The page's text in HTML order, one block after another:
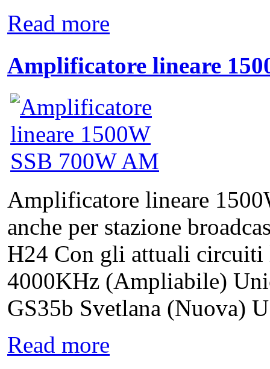
Read more
Amplificatore lineare
Amplificatore lineare
anche per stazione
H24 Con gli attuali circuiti
4000KHz (Ampliabile)
GS35b Svetlana (Nuova)
Read more